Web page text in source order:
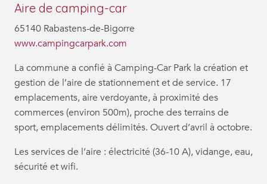
Aire de camping-car
65140 Rabastens-de-Bigorre
www.campingcarpark.com
La commune a confié à Camping-Car Park la création et
gestion de l’aire de stationnement et de service. 17
emplacements, aire verdoyante, à proximité des
commerces (environ 500m), proche des terrains de
sport, emplacements délimités. Ouvert d’avril à octobre.
Les services de l’aire : électricité (36-10 A), vidange, eau,
sécurité et wifi.